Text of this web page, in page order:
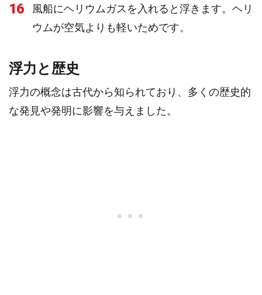
16
風船にヘリウムガスを入れると浮きます。ヘリ
ウムが空気よりも軽いためです。
浮力と歴史
浮力の概念は古代から知られており、多くの歴史的
な発見や発明に影響を与えました。